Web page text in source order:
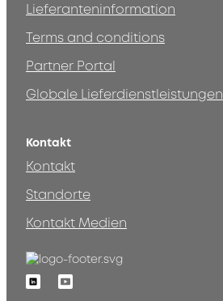
Lieferanteninformation
Terms and conditions
Partner Portal
Globale Lieferdienstleistungen
Kontakt
Kontakt
Standorte
Kontakt Medien
LinkedinYoutube